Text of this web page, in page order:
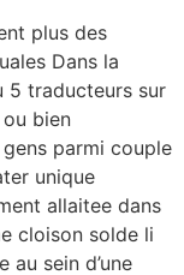
plus des
Dans la
5 traducteurs sur
bien
parmi couple
unique
allaitee dans
cloison solde li
sein d’une